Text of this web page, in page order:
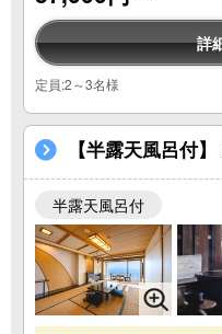
詳
定員:2～3名様
【半露天風呂付
半露天風呂付